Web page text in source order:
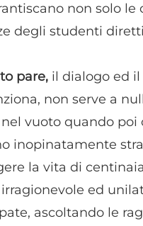
non solo
degli studenti
pare, il dialogo ed
non serve a
vuoto quando poi
inopinatamente
la vita di
ed
ascoltando le